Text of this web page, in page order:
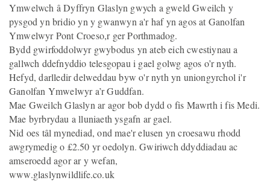
Ymwelwch â Dyffryn Glaslyn gwych a gweld Gweilch y
pysgod yn bridio yn y gwanwyn a'r haf yn agos at Ganolfan
Ymwelwyr Pont Croeso,r ger Porthmadog.
Bydd gwirfoddolwyr gwybodus yn ateb eich cwestiynau a
gallwch ddefnyddio telesgopau i gael golwg agos o’r nyth.
Hefyd, darlledir delweddau byw o'r nyth yn uniongyrchol i'r
Ganolfan Ymwelwyr a’r Guddfan.
Mae Gweilch Glaslyn ar agor bob dydd o fis Mawrth i fis Medi.
Mae byrbrydau a lluniaeth ysgafn ar gael.
Nid oes tâl mynediad, ond mae'r elusen yn croesawu rhodd
awgrymedig o £2.50 yr oedolyn. Gwiriwch ddyddiadau ac
amseroedd agor ar y wefan,
www.glaslynwildlife.co.uk